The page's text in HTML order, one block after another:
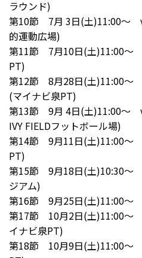
ラウンド)
第10節 7月 3日(土)11:00～
的運動広場)
第11節 7月10日(土)11:00～
PT)
第12節 8月28日(土)11:00～
(マイナビ泉PT)
第13節 9月 4日(土)11:00～
IVY FIELDフットボール場)
第14節 9月11日(土)11:00～
PT)
第15節 9月18日(土)10:30～
ジアム)
第16節 9月25日(土)11:00～
第17節 10月2日(土)11:00～
イナビ泉PT)
第18節 10月9日(土)11:00～